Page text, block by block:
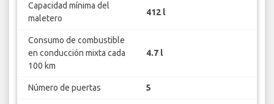
Capacidad mínima del
maletero
412 l
Consumo de combustible
en conducción mixta cada
100 km
4.7 l
Número de puertas 5